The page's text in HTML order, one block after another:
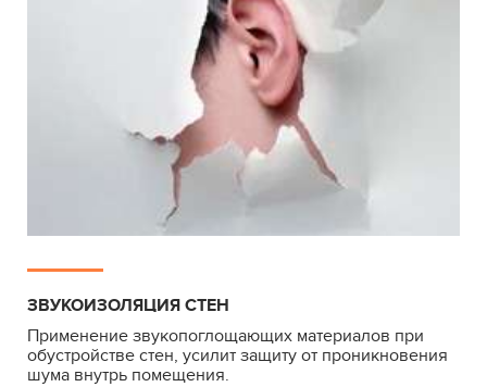
ЗВУКОИЗОЛЯЦИЯ СТЕН
Применение звукопоглощающих материалов при
обустройстве стен, усилит защиту от проникновения
шума внутрь помещения.